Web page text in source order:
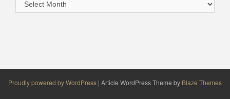
Proudly powered by WordPress | Article WordPress Theme by Blaze Themes